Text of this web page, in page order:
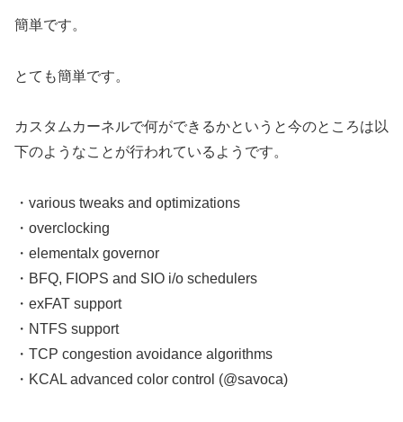
簡単です。
とても簡単です。
カスタムカーネルで何ができるかというと今のところは以
下のようなことが行われているようです。
・various tweaks and optimizations
・overclocking
・elementalx governor
・BFQ, FIOPS and SIO i/o schedulers
・exFAT support
・NTFS support
・TCP congestion avoidance algorithms
・KCAL advanced color control (@savoca)